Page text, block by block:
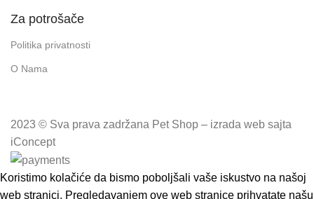
Za potrošače
Politika privatnosti
O Nama
2023 © Sva prava zadržana Pet Shop – izrada web sajta
iConcept
Koristimo kolačiće da bismo poboljšali vaše iskustvo na našoj
web stranici. Pregledavanjem ove web stranice prihvatate našu